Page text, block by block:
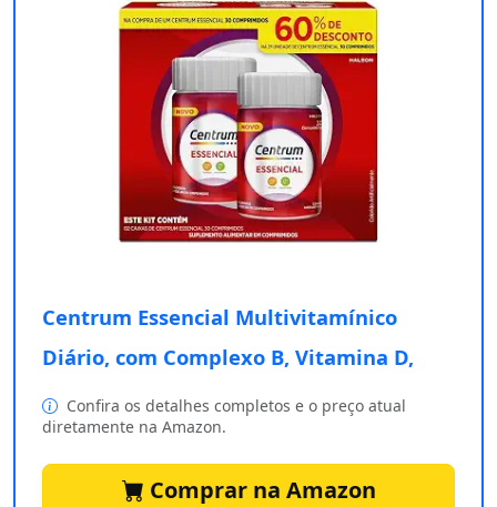
Centrum Essencial Multivitamínico
Diário, com Complexo B, Vitamina D,
Confira os detalhes completos e o preço atual
diretamente na Amazon.
Comprar na Amazon